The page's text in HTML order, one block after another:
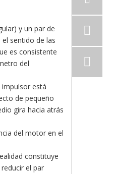
y un par de
sentido de las
es consistente
del
está
de pequeño
gira hacia atrás
del motor en el
constituye
el par